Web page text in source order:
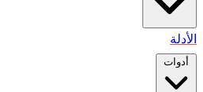
الأدلة
أدوات